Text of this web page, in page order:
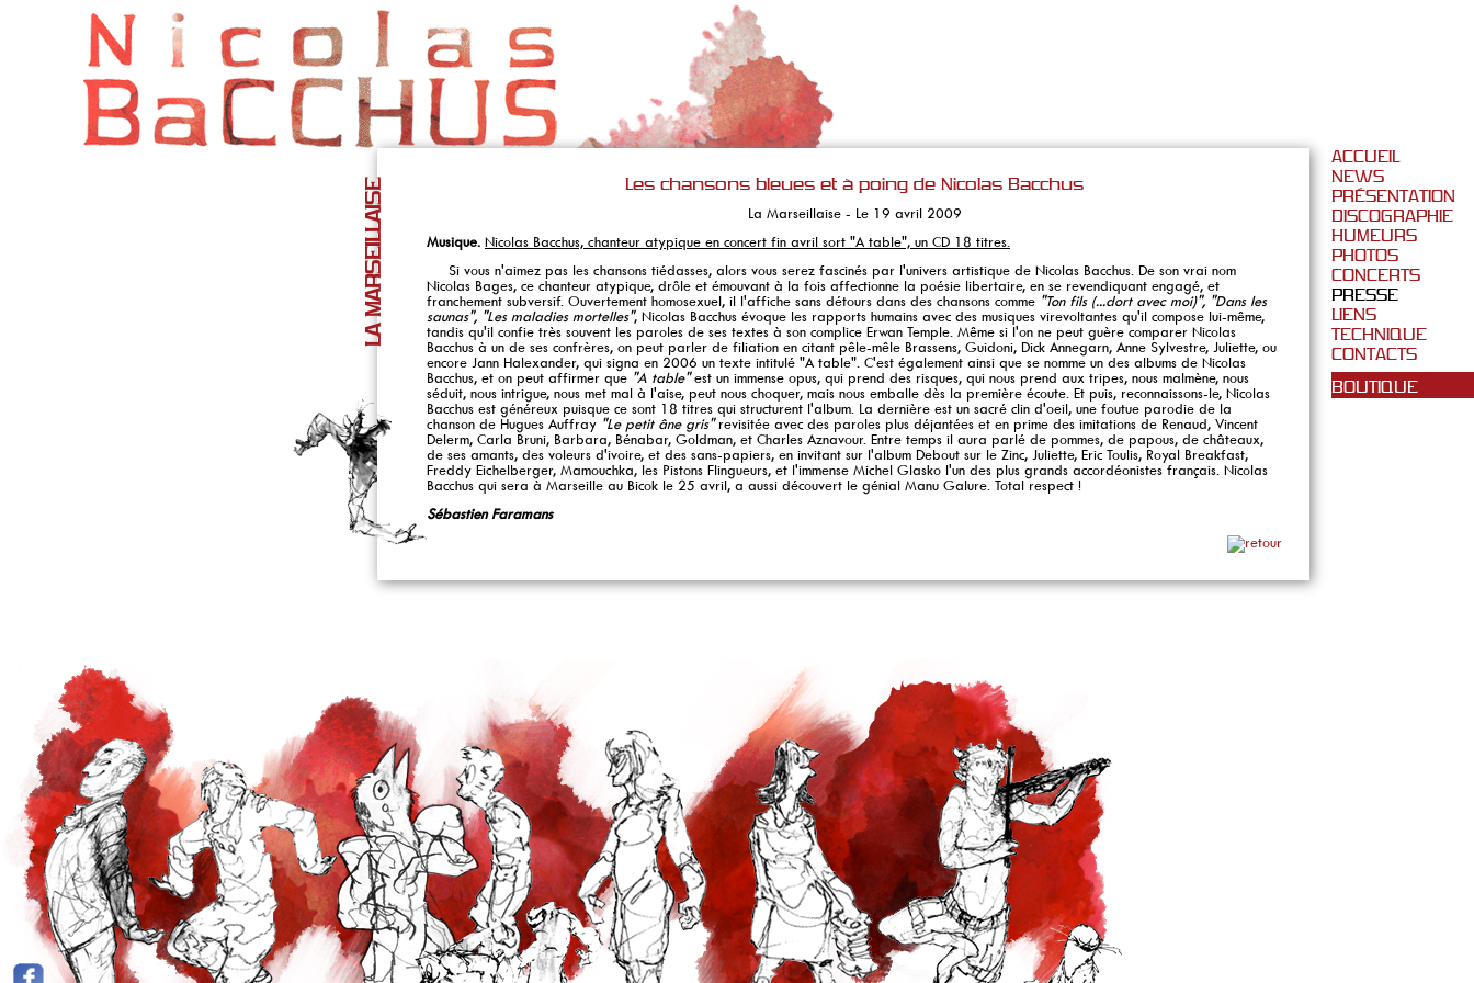
ACCUEIL
NEWS
PRÉSENTATION
DISCOGRAPHIE
HUMEURS
PHOTOS
CONCERTS
PRESSE
LIENS
TECHNIQUE
CONTACTS
BOUTIQUE
LA MARSEILLAISE Les chansons bleues et à poing de Nicolas Bacchus
La Marseillaise - Le 19 avril 2009
Musique. Nicolas Bacchus, chanteur atypique en concert fin avril sort "A table", un CD 18 titres.
Si vous n'aimez pas les chansons tiédasses, alors vous serez fascinés par l'univers artistique de Nicolas Bacchus. De son vrai nom
Nicolas Bages, ce chanteur atypique, drôle et émouvant à la fois affectionne la poésie libertaire, en se revendiquant engagé, et
franchement subversif. Ouvertement homosexuel, il l'affiche sans détours dans des chansons comme "Ton fils (...dort avec moi)", "Dans les
saunas", "Les maladies mortelles", Nicolas Bacchus évoque les rapports humains avec des musiques virevoltantes qu'il compose lui-même,
tandis qu'il confie très souvent les paroles de ses textes à son complice Erwan Temple. Même si l'on ne peut guère comparer Nicolas
Bacchus à un de ses confrères, on peut parler de filiation en citant pêle-mêle Brassens, Guidoni, Dick Annegarn, Anne Sylvestre, Juliette, ou
encore Jann Halexander, qui signa en 2006 un texte intitulé "A table". C'est également ainsi que se nomme un des albums de Nicolas
Bacchus, et on peut affirmer que "A table"est un immense opus, qui prend des risques, qui nous prend aux tripes, nous malmène, nous
séduit, nous intrigue, nous met mal à l'aise, peut nous choquer, mais nous emballe dès la première écoute. Et puis, reconnaissons-le, Nicolas
Bacchus est généreux puisque ce sont 18 titres qui structurent l'album. La dernière est un sacré clin d'oeil, une foutue parodie de la
chanson de Hugues Auffray "Le petit âne gris"revisitée avec des paroles plus déjantées et en prime des imitations de Renaud, Vincent
Delerm, Carla Bruni, Barbara, Bénabar, Goldman, et Charles Aznavour. Entre temps il aura parlé de pommes, de papous, de châteaux,
de ses amants, des voleurs d'ivoire, et des sans-papiers, en invitant sur l'album Debout sur le Zinc, Juliette, Eric Toulis, Royal Breakfast,
Freddy Eichelberger, Mamouchka, les Pistons Flingueurs, et l'immense Michel Glasko l'un des plus grands accordéonistes français. Nicolas
Bacchus qui sera à Marseille au Bicok le 25 avril, a aussi découvert le génial Manu Galure. Total respect !
Sébastien Faramans